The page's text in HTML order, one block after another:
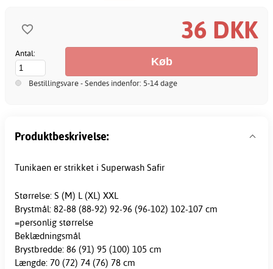
36 DKK
Antal:
Bestillingsvare - Sendes indenfor: 5-14 dage
Produktbeskrivelse:
Tunikaen er strikket i Superwash Safir
Størrelse: S (M) L (XL) XXL
Brystmål: 82-88 (88-92) 92-96 (96-102) 102-107 cm
=personlig størrelse
Beklædningsmål
Brystbredde: 86 (91) 95 (100) 105 cm
Længde: 70 (72) 74 (76) 78 cm